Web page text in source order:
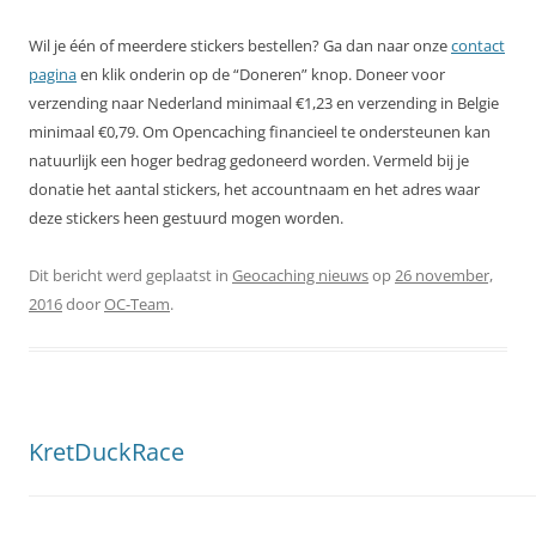
Wil je één of meerdere stickers bestellen? Ga dan naar onzecontact
paginaen klik onderin op de “Doneren” knop. Doneer voor
verzending naar Nederland minimaal €1,23 en verzending in Belgie
minimaal €0,79. Om Opencaching financieel te ondersteunen kan
natuurlijk een hoger bedrag gedoneerd worden. Vermeld bij je
donatie het aantal stickers, het accountnaam en het adres waar
deze stickers heen gestuurd mogen worden.
Dit bericht werd geplaatst in Geocaching nieuwsop26 november,
2016doorOC-Team.
KretDuckRace